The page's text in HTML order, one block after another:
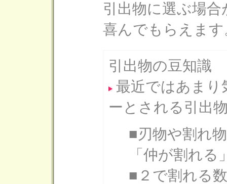
引出物に選ぶ場
喜んでもらえます
引出物の豆知識
最近ではあまり
ーとされる引出
■刃物や割れ
「仲が割れる
■２で割れる